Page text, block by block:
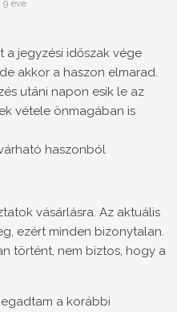
9 éve
a jegyzési időszak vége
akkor a haszon elmarad.
utáni napon esik le az
vétele önmagában is
haszonból
vásárlásra. Az aktuális
ezért minden bizonytalan.
történt, nem biztos, hogy a
a korábbi